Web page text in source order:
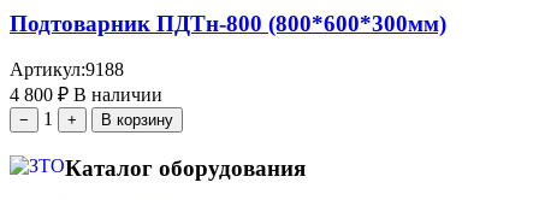
Подтоварник ПДТн-800 (800*600*300мм)
Артикул:9188
4 800 ₽ В наличии
− 1 + В корзину
Каталог оборудования